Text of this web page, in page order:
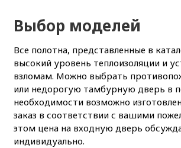
Выбор моделей
Все полотна, представленные в
высокий уровень теплоизоляции и
взломам. Можно выбрать
или недорогую тамбурную дверь в
необходимости возможно
заказ в соответствии с вашими
этом цена на входную дверь
индивидуально.